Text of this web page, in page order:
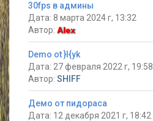
30fps в админы
Дата: 8 марта 2024 г, 13:32
Автор: Alex
Demo ot }I{yk
Дата: 27 февраля 2022 г, 19:58
Автор: SHIFF
Демо от пидораса
Дата: 12 декабря 2021 г, 18:42